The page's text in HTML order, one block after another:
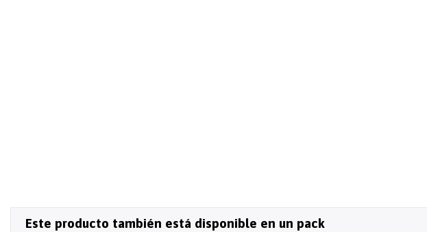
Este producto también está disponible en un pack